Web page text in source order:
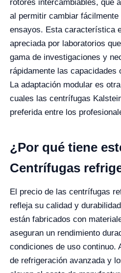
rotores intercambiables, que
al permitir cambiar
ensayos. Esta característica
apreciada por laboratorios
gama de investigaciones y
rápidamente las capacidades
La adaptación modular es
cuales las centrífugas
preferida entre los
¿Por qué tiene
Centrífugas
El precio de las centrífugas
refleja su calidad y
están fabricados con
aseguran un rendimiento
condiciones de uso continuo.
de refrigeración avanzada y